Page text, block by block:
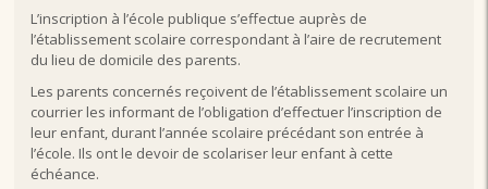
L’inscription à l’école publique s’effectue auprès de
l’établissement scolaire correspondant à l’aire de recrutement
du lieu de domicile des parents.
Les parents concernés reçoivent de l’établissement scolaire un
courrier les informant de l’obligation d’effectuer l’inscription de
leur enfant, durant l’année scolaire précédant son entrée à
l’école. Ils ont le devoir de scolariser leur enfant à cette
échéance.